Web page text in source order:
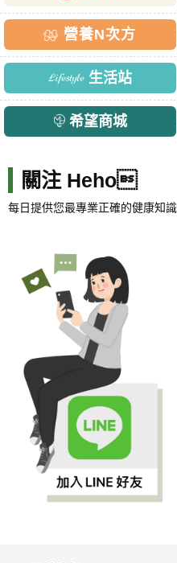
營養N次方
生活站
希望商城
關注 Heho
每日提供您最專業正確的健康知識